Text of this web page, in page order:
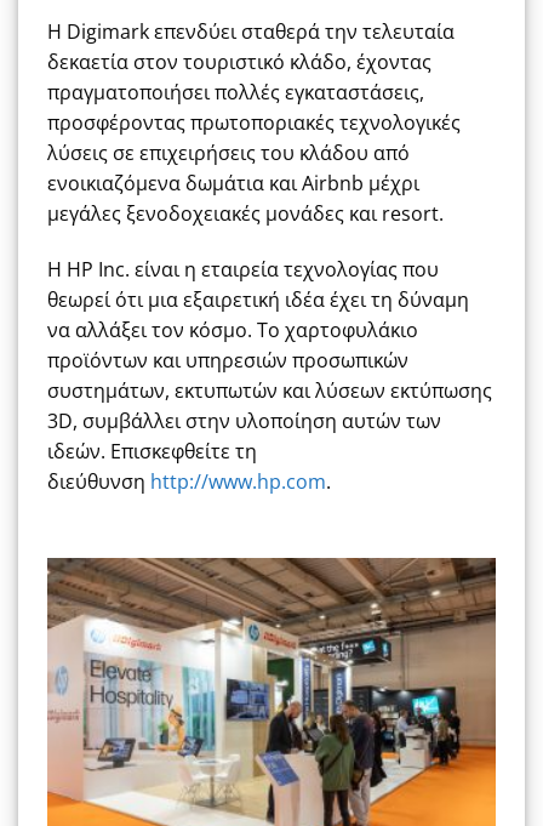
Η Digimark επενδύει σταθερά την τελευταία
δεκαετία στον τουριστικό κλάδο, έχοντας
πραγματοποιήσει πολλές εγκαταστάσεις,
προσφέροντας πρωτοποριακές τεχνολογικές
λύσεις σε επιχειρήσεις του κλάδου από
ενοικιαζόμενα δωμάτια και Airbnb μέχρι
μεγάλες ξενοδοχειακές μονάδες και resort.
Η HP Inc. είναι η εταιρεία τεχνολογίας που
θεωρεί ότι μια εξαιρετική ιδέα έχει τη δύναμη
να αλλάξει τον κόσμο. Το χαρτοφυλάκιο
προϊόντων και υπηρεσιών προσωπικών
συστημάτων, εκτυπωτών και λύσεων εκτύπωσης
3D, συμβάλλει στην υλοποίηση αυτών των
ιδεών. Επισκεφθείτε τη
διεύθυνση http://www.hp.com.